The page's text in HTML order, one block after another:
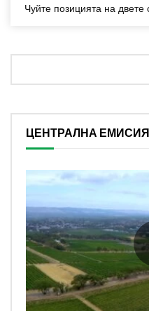
Чуйте позицията на двете
ЦЕНТРАЛНА ЕМИСИЯ